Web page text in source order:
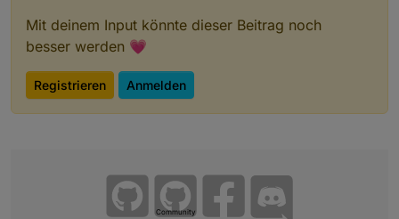
Mit deinem Input könnte dieser Beitrag noch
besser werden 💗
Registrieren Anmelden
Community